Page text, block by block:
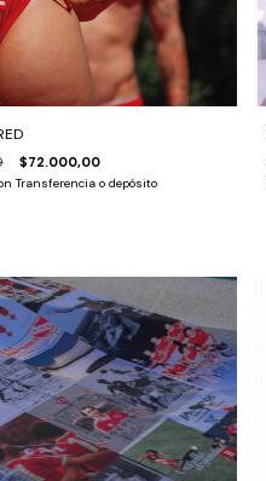
$72.000,00
Transferencia o depósito